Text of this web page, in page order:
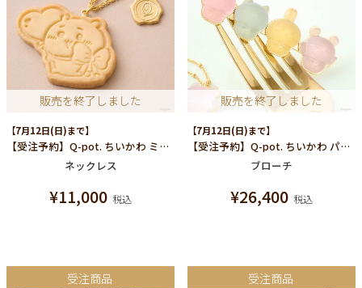
販売を終了しました
【7月12日(日)まで】
【受注予約】Q-pot. ちいかわ ミルククッキー ネックレス（ちいかわ）
ネックレス
¥11,000 税込
販売を終了しました
【7月12日(日)まで】
【受注予約】Q-pot. ちいかわ パートドゥフリュイ ブローチ (みんな)
ブローチ
¥26,400 税込
受注商品 受注商品